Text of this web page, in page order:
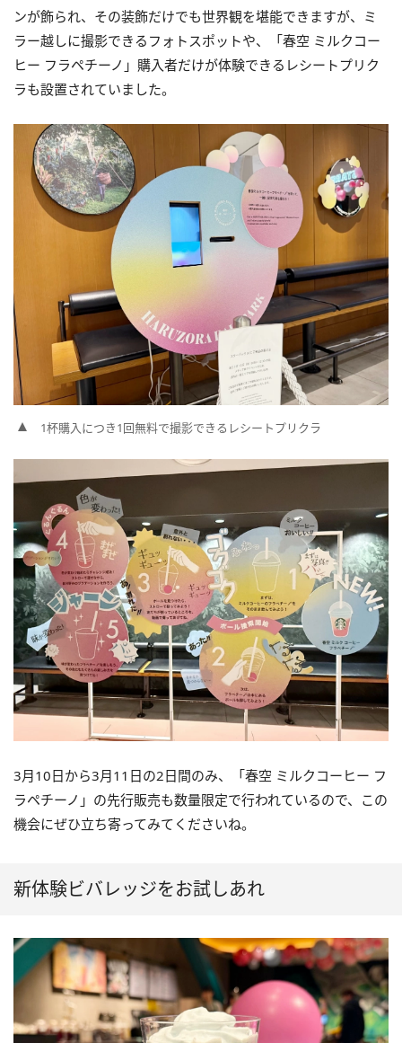
ンが飾られ、その装飾だけでも世界観を堪能できますが、ミ
ラー越しに撮影できるフォトスポットや、「春空 ミルクコー
ヒー フラペチーノ」購入者だけが体験できるレシートプリク
ラも設置されていました。
1杯購入につき1回無料で撮影できるレシートプリクラ
3月10日から3月11日の2日間のみ、「春空 ミルクコーヒー フ
ラペチーノ」の先行販売も数量限定で行われているので、この
機会にぜひ立ち寄ってみてくださいね。
新体験ビバレッジをお試しあれ